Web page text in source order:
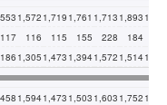
1,572 1,719 1,761 1,713 1,893
117 116 115 155 228 184
1,305 1,473 1,3941,572 1,514
1,5941,473 1,503 1,603 1,752